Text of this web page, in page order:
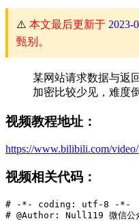
⚠️ 本文最后更新于 2023-
甄别。
某网站请求数据与返
加密比较少见，难度
视频教程地址：
https://www.bilibili.com/
视频相关代码：
# -*- coding: utf-8 -*-
# @Author: Null119 微信公